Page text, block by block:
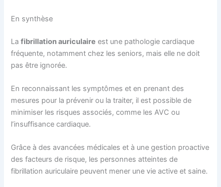
En synthèse
Lafibrillation auriculaire est une pathologie cardiaque
fréquente, notamment chez les seniors, mais elle ne doit
pas être ignorée.
En reconnaissant les symptômes et en prenant des
mesures pour la prévenir ou la traiter, il est possible de
minimiser les risques associés, comme les AVC ou
l’insuffisance cardiaque.
Grâce à des avancées médicales et à une gestion proactive
des facteurs de risque, les personnes atteintes de
fibrillation auriculaire peuvent mener une vie active et saine.